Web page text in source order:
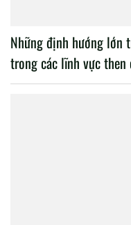
Những định hướng lớn
trong các lĩnh vực